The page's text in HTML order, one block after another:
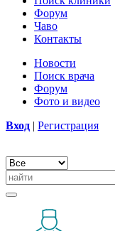
Форум
Чаво
Контакты
Новости
Поиск врача
Форум
Фото и видео
Вход | Регистрация